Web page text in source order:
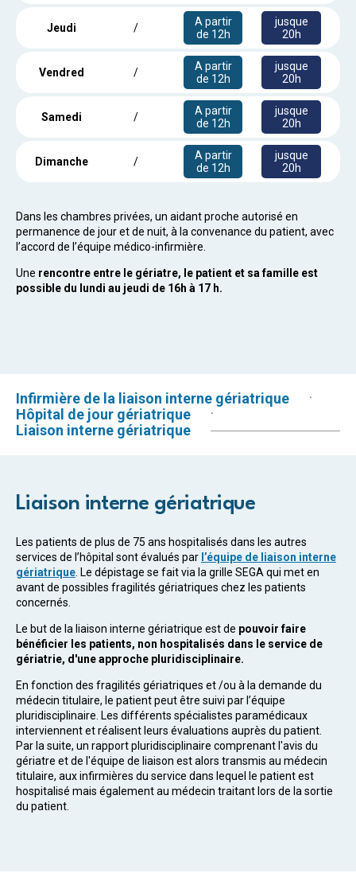
Jeudi /
A partir
de 12h
jusque
20h
Vendred /
A partir
de 12h
jusque
20h
Samedi /
A partir
de 12h
jusque
20h
Dimanche /
A partir
de 12h
jusque
20h
Dans les chambres privées, un aidant proche autorisé en
permanence de jour et de nuit, à la convenance du patient, avec
l’accord de l’équipe médico-infirmière.
Une rencontre entre le gériatre, le patient et sa famille est
possible du lundi au jeudi de 16h à 17 h.
Infirmière de la liaison interne gériatrique
Hôpital de jour gériatrique
Liaison interne gériatrique
Liaison interne gériatrique
Les patients de plus de 75 ans hospitalisés dans les autres
services de l’hôpital sont évalués par l’équipe de liaison interne
gériatrique . Le dépistage se fait via la grille SEGA qui met en
avant de possibles fragilités gériatriques chez les patients
concernés.
Le but de la liaison interne gériatrique est de pouvoir faire
bénéficier les patients, non hospitalisés dans le service de
gériatrie, d'une approche pluridisciplinaire.
En fonction des fragilités gériatriques et /ou à la demande du
médecin titulaire, le patient peut être suivi par l’équipe
pluridisciplinaire. Les différents spécialistes paramédicaux
interviennent et réalisent leurs évaluations auprès du patient.
Par la suite, un rapport pluridisciplinaire comprenant l'avis du
gériatre et de l'équipe de liaison est alors transmis au médecin
titulaire, aux infirmières du service dans lequel le patient est
hospitalisé mais également au médecin traitant lors de la sortie
du patient.